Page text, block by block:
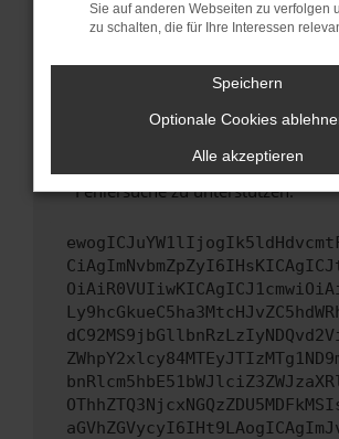
führen, dass bestimmte
unterstützt werden.
Wende dich an den
Wenn du alle oben genannten
hast, kontaktiere uns bitte. Wir
uns diesen Text schicken, um uns
Fehlersuche zu unterstützen:
Sie auf anderen Webseiten zu verfolgen
zu schalten, die für Ihre Interessen
Speichern
Optionale Cookies
Alle akzeptieren